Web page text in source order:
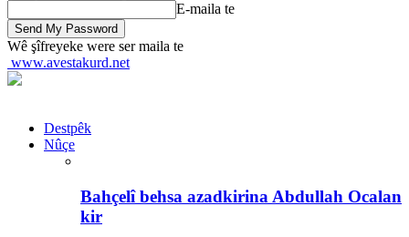
E-maila te
Wê şîfreyeke were ser maila te
www.avestakurd.net
Destpêk
Nûçe
Bahçelî behsa azadkirina Abdullah Ocalan
kir